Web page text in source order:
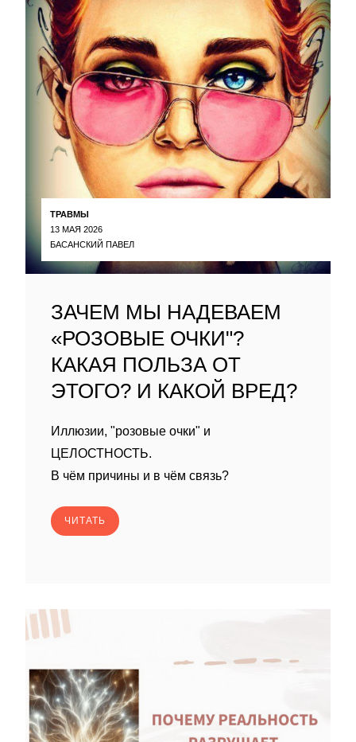
ТРАВМЫ
13 МАЯ 2026
БАСАНСКИЙ ПАВЕЛ
ЗАЧЕМ МЫ НАДЕВАЕМ
«РОЗОВЫЕ ОЧКИ"?
КАКАЯ ПОЛЬЗА ОТ
ЭТОГО? И КАКОЙ ВРЕД?
Иллюзии, "розовые очки" и
ЦЕЛОСТНОСТЬ.
В чём причины и в чём связь?
ЧИТАТЬ